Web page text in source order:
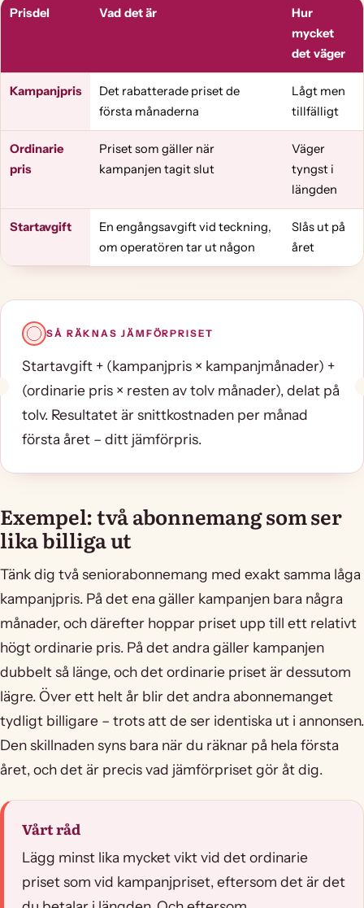
Prisdel Vad det är
Hur
mycket
det väger
Kampanjpris
Det rabatterade priset de
första månaderna
Lågt men
tillfälligt
Ordinarie
pris
Priset som gäller när
kampanjen tagit slut
Väger
tyngst i
längden
Startavgift
En engångsavgift vid teckning,
om operatören tar ut någon
Slås ut på
året
SÅ RÄKNAS JÄMFÖRPRISET
Startavgift + (kampanjpris × kampanjmånader) +
(ordinarie pris × resten av tolv månader), delat på
tolv. Resultatet är snittkostnaden per månad
första året – ditt jämförpris.
Exempel: två abonnemang som ser
lika billiga ut
Tänk dig två seniorabonnemang med exakt samma låga
kampanjpris. På det ena gäller kampanjen bara några
månader, och därefter hoppar priset upp till ett relativt
högt ordinarie pris. På det andra gäller kampanjen
dubbelt så länge, och det ordinarie priset är dessutom
lägre. Över ett helt år blir det andra abonnemanget
tydligt billigare – trots att de ser identiska ut i annonsen.
Den skillnaden syns bara när du räknar på hela första
året, och det är precis vad jämförpriset gör åt dig.
Vårt råd
Lägg minst lika mycket vikt vid det ordinarie
priset som vid kampanjpriset, eftersom det är det